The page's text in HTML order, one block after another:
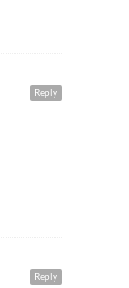
Reply
Reply